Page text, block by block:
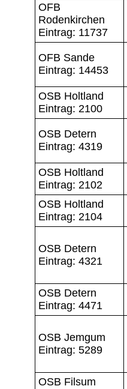
OFB
Rodenkirchen
Eintrag: 11737
OFB Sande
Eintrag: 14453
OSB Holtland
Eintrag: 2100
OSB Detern
Eintrag: 4319
OSB Holtland
Eintrag: 2102
OSB Holtland
Eintrag: 2104
OSB Detern
Eintrag: 4321
OSB Detern
Eintrag: 4471
OSB Jemgum
Eintrag: 5289
OSB Filsum